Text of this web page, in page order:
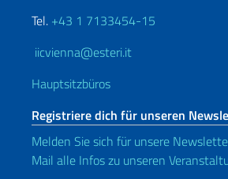
Tel. +43 1 7133454-15
iicvienna@esteri.it
Hauptsitzbüros
Registriere dich für unseren
Melden Sie sich für unsere
Mail alle Infos zu unseren